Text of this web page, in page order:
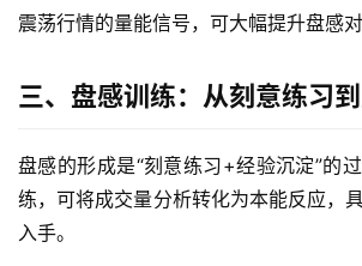
货
期
户
白
震荡行情的量能信号，可大幅提升盘感
三、盘感训练：从刻意练习
盘感的形成是“刻意练习+经验沉淀”的
练，可将成交量分析转化为本能反应，
入手。